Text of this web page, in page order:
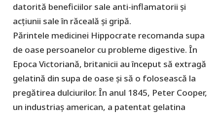
datorită beneficiilor sale anti-inflamatorii și
acțiunii sale în răceală și gripă.
Părintele medicinei Hippocrate recomanda supa
de oase persoanelor cu probleme digestive. În
Epoca Victoriană, britanicii au început să extragă
gelatină din supa de oase și să o folosească la
pregătirea dulciurilor. În anul 1845, Peter Cooper,
un industriaș american, a patentat gelatina